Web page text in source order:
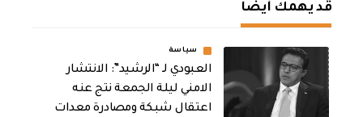
قد يهمك أيضا
سياسة
العبودي لـ “الرشيد”: الانتشار
الامني ليلة الجمعة نتج عنه
اعتقال شبكة ومصادرة معدات